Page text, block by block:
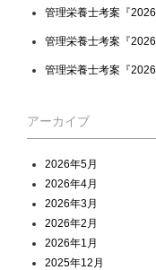
管理栄養士考案『
管理栄養士考案『
管理栄養士考案『
アーカイブ
2026年5月
2026年4月
2026年3月
2026年2月
2026年1月
2025年12月